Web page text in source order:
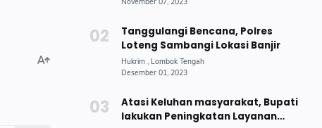
Tanggulangi Bencana, Polres
Loteng Sambangi Lokasi Banjir
Atasi Keluhan masyarakat, Bupati
lakukan Peningkatan Layanan